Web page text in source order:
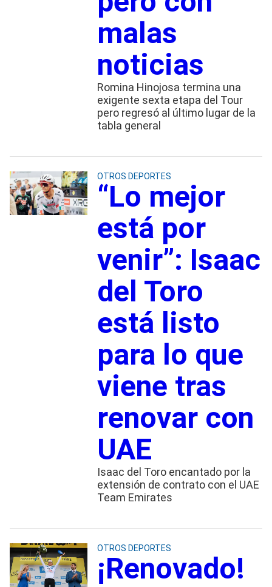
malas
noticias
Romina Hinojosa termina una
exigente sexta etapa del Tour
pero regresó al último lugar de la
tabla general
OTROS DEPORTES
“Lo mejor
está por
venir”: Isaac
del Toro
está listo
para lo que
viene tras
renovar con
UAE
Isaac del Toro encantado por la
extensión de contrato con el UAE
Team Emirates
OTROS DEPORTES
¡Renovado!